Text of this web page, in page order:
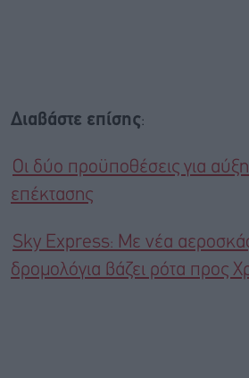
Διαβάστε επίσης:
Οι δύο προϋποθέσεις για
επέκτασης
Sky Express: Με νέα
δρομολόγια βάζει ρότα προς